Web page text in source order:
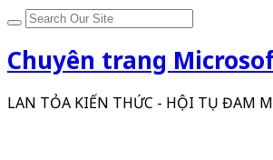
Chuyên trang
LAN TỎA KIẾN THỨC - HỘI TỤ ĐAM